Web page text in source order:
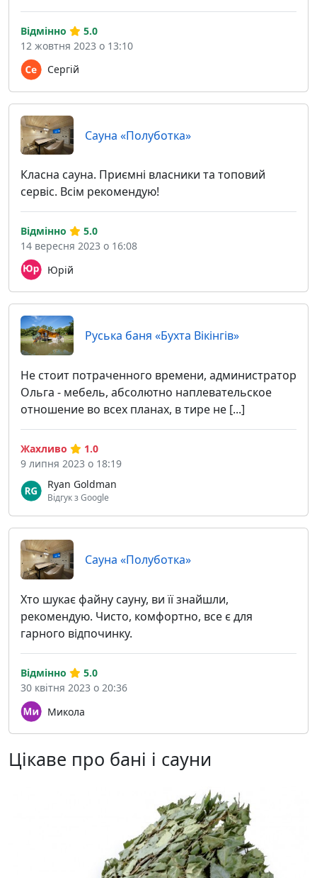
Сергій
Відмінно
5.0
12 жовтня 2023 о 13:10
Сауна «Полуботка»
Класна сауна. Приємні власники та топовий
сервіс. Всім рекомендую!
Юрій
Відмінно
5.0
14 вересня 2023 о 16:08
Руська баня «Бухта Вікінгів»
Не стоит потраченного времени, администратор
Ольга - мебель, абсолютно наплевательское
отношение во всех планах, в тире не [...]
Ryan Goldman
Відгук з Google
Жахливо
1.0
9 липня 2023 о 18:19
Сауна «Полуботка»
Хто шукає файну сауну, ви її знайшли,
рекомендую. Чисто, комфортно, все є для
гарного відпочинку.
Микола
Відмінно
5.0
30 квітня 2023 о 20:36
Цікаве про бані і сауни